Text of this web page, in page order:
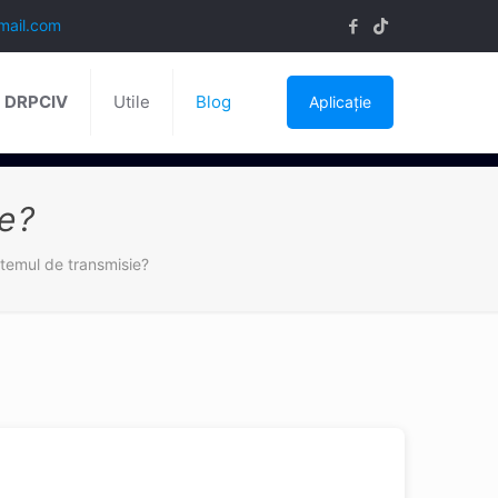
Utile Blog Aplicație
de transmisie?